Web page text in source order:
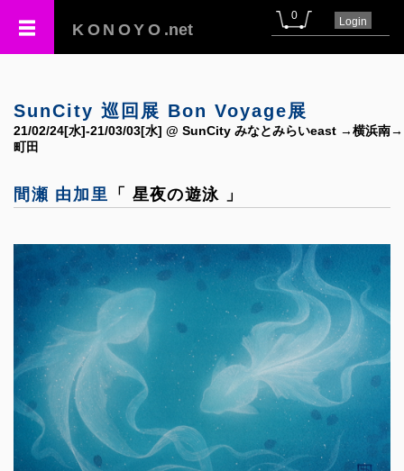
KONOYO .net
0 Login
SunCity 巡回展 Bon Voyage展
21/02/24[水]-21/03/03[水] @ SunCity みなとみらいeast →横浜南→
町田
間瀬 由加里 「 星夜の遊泳 」